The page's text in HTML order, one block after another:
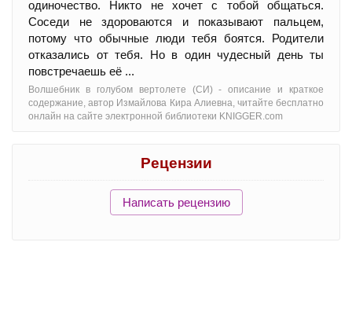
одиночество. Никто не хочет с тобой общаться.
Соседи не здороваются и показывают пальцем,
потому что обычные люди тебя боятся. Родители
отказались от тебя. Но в один чудесный день ты
повстречаешь её ...
Волшебник в голубом вертолете (СИ) - oписание и краткое
содержание, автор Измайлова Кира Алиевна, читайте бесплатно
онлайн на сайте электронной библиотеки KNIGGER.com
Рецензии
Написать рецензию